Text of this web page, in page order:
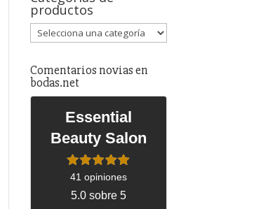
productos
Comentarios novias en
bodas.net
Essential
Beauty Salon
41 opiniones
5.0 sobre 5